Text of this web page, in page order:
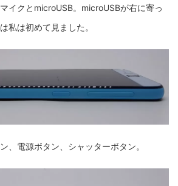
イクとmicroUSB。microUSBが右に寄っ
私は初めて見ました。
、電源ボタン、シャッターボタン。